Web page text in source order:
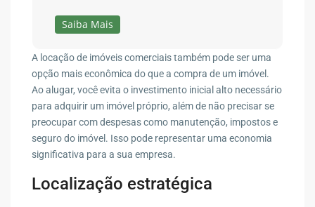
Saiba Mais
A locação de imóveis comerciais também pode ser uma
opção mais econômica do que a compra de um imóvel.
Ao alugar, você evita o investimento inicial alto necessário
para adquirir um imóvel próprio, além de não precisar se
preocupar com despesas como manutenção, impostos e
seguro do imóvel. Isso pode representar uma economia
significativa para a sua empresa.
Localização estratégica